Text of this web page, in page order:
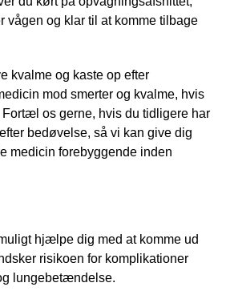
vågen og klar til at komme tilbage
kvalme og kaste op efter
mod smerter og kvalme, hvis
Fortæl os gerne, hvis du tidligere har
bedøvelse, så vi kan give dig
medicin forebyggende inden
hjælpe dig med at komme ud
risikoen for komplikationer
lungebetændelse.